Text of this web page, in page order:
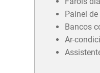
Painel
Bancos
Ar-